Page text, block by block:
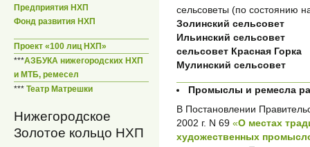
Предприятия НХП
Фонд развития НХП
Проект «100 лиц НХП»
***АЗБУКА нижегородских НХП
и МТБ, ремесел
*** Театр Матрешки
Нижегородское
Золотое кольцо НХП
сельсоветы (по состоянию
Золинский сельсовет
Ильинский сельсовет
сельсовет Красная Горка
Мулинский сельсовет
Промыслы и ремесла
В Постановлении
2002 г. N 69 «О местах
художественных